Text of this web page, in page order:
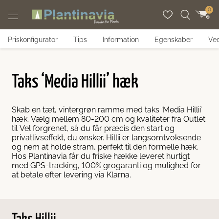
med lav vedligeholdelse
hækplanter
hækplanter
0
Priskonfigurator Tips Information Egenskaber
Taks ‘Media Hillii’ hæk
Skab en tæt, vintergrøn ramme med taks ‘Media Hillii’
hæk. Vælg mellem 80-200 cm og kvaliteter fra Outlet
til Vel forgrenet, så du får præcis den start og
privatlivseffekt, du ønsker. Hillii er langsomtvoksende
og nem at holde stram, perfekt til den formelle hæk.
Hos Plantinavia får du friske hække leveret hurtigt
med GPS-tracking, 100% grogaranti og mulighed for
at betale efter levering via Klarna.